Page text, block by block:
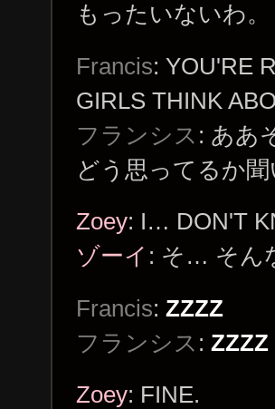
もったいないわ。
Francis: YOU'RE
GIRLS THINK
フランシス : ああ
どう思ってるか
Zoey: I… DON'T
ゾーイ : そ… そん
Francis: ZZZZ
フランシス : ZZZZ
Zoey: FINE.